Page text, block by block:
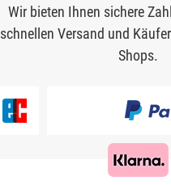
Wir bieten Ihnen sichere
schnellen Versand und
Shops.